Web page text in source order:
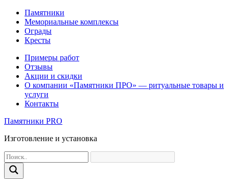
Памятники
Мемориальные комплексы
Ограды
Кресты
Примеры работ
Отзывы
Акции и скидки
О компании «Памятники ПРО» — ритуальные товары и
услуги
Контакты
Памятники PRO
Изготовление и установка